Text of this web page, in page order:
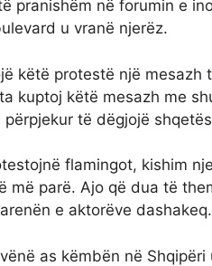
pranishëm në forumin e
u vranë njerëz.
këtë protestë një mesazh
kuptoj këtë mesazh me
të dëgjojë
flamingot, kishim
më parë. Ajo që dua të
e aktorëve dashakeq.
as këmbën në